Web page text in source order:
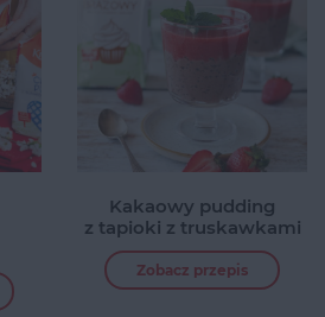
Kakaowy pudding
z tapioki z truskawkami
Zobacz przepis